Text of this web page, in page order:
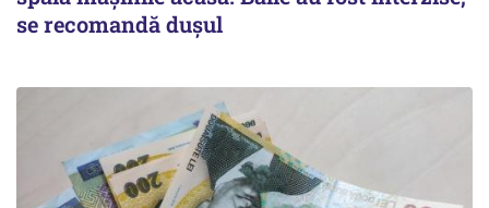
se recomandă dușul